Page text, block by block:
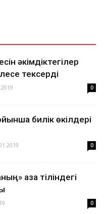
❆
әкімдіктегілер
тексерді
0
билік өкілдері
0
қазақ тіліндегі
0